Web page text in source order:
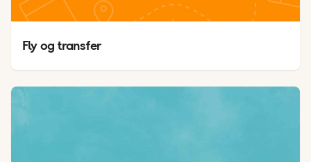
Fly og transfer